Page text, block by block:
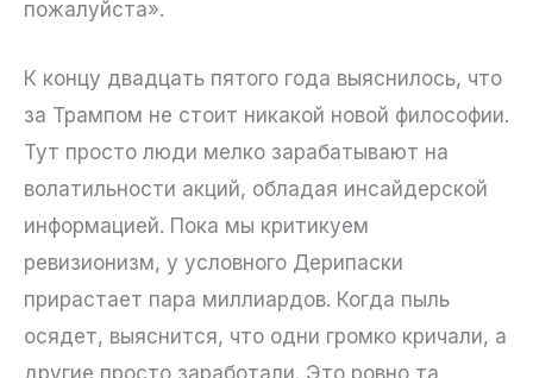
пожалуйста».
К концу двадцать пятого года выяснилось, что
за Трампом не стоит никакой новой философии.
Тут просто люди мелко зарабатывают на
волатильности акций, обладая инсайдерской
информацией. Пока мы критикуем
ревизионизм, у условного Дерипаски
прирастает пара миллиардов. Когда пыль
осядет, выяснится, что одни громко кричали, а